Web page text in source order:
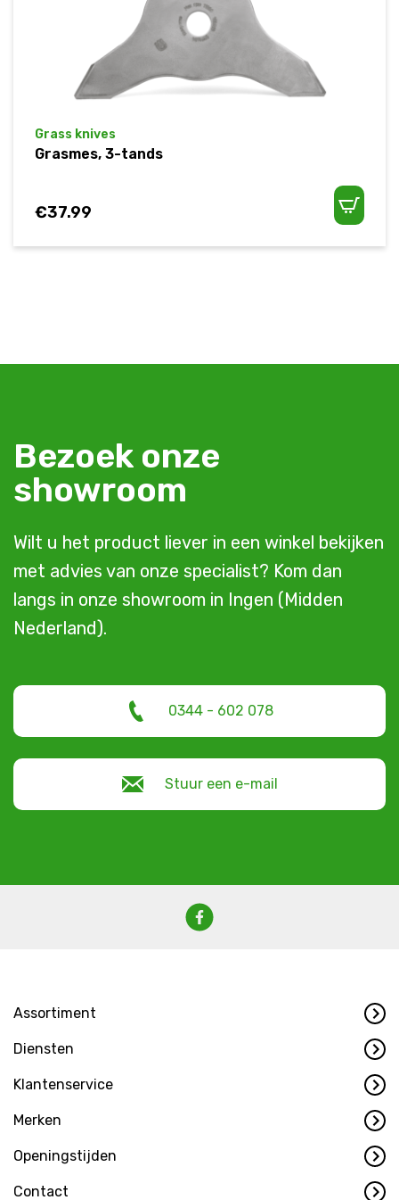
Grass knives
Grasmes, 3-tands
€37.99
Bezoek onze
showroom
Wilt u het product liever in een winkel bekijken
met advies van onze specialist? Kom dan
langs in onze showroom in Ingen (Midden
Nederland).
0344 - 602 078
Stuur een e-mail
Assortiment
Diensten
Klantenservice
Merken
Openingstijden
Contact